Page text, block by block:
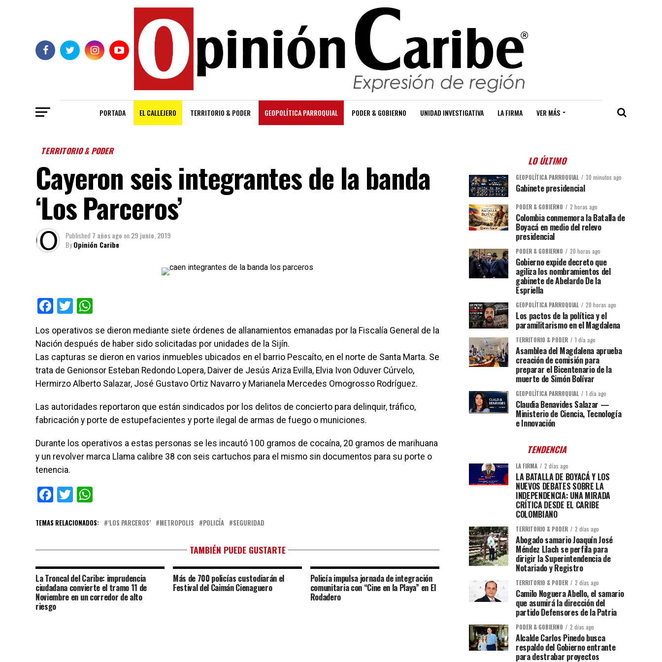
PORTADA EL CALLEJERO TERRITORIO & PODER GEOPOLÍTICA PARROQUIAL PODER & GOBIERNO UNIDAD INVESTIGATIVA LA FIRMA VER MÁS
TERRITORIO & PODER
Cayeron seis integrantes de la banda
‘Los Parceros’
Published 7 años ago on29 junio, 2019
ByOpinión Caribe
Facebook
Twitter
Los operativos se dieron mediante siete órdenes de allanamientos emanadas por la Fiscalía General de la
Nación después de haber sido solicitadas por unidades de la Sijín.
Las capturas se dieron en varios inmuebles ubicados en el barrio Pescaíto, en el norte de Santa Marta. Se
trata de Genionsor Esteban Redondo Lopera, Daiver de Jesús Ariza Evilla, Elvia Ivon Oduver Cúrvelo,
Hermirzo Alberto Salazar, José Gustavo Ortiz Navarro y Marianela Mercedes Omogrosso Rodríguez.
Las autoridades reportaron que están sindicados por los delitos de concierto para delinquir, tráfico,
fabricación y porte de estupefacientes y porte ilegal de armas de fuego o municiones.
Durante los operativos a estas personas se les incautó 100 gramos de cocaína, 20 gramos de marihuana
y un revolver marca Llama calibre 38 con seis cartuchos para el mismo sin documentos para su porte o
tenencia.
Facebook
Twitter
TEMAS RELACIONADOS: ‘LOS PARCEROS’ METROPOLIS POLICÍA SEGURIDAD
TAMBIÉN PUEDE GUSTARTE
La Troncal del Caribe: imprudencia
ciudadana convierte el tramo 11 de
Noviembre en un corredor de alto
riesgo
Más de 700 policías custodiarán el
Festival del Caimán Cienaguero
Policía impulsa jornada de integración
comunitaria con “Cine en la Playa” en El
Rodadero
LO ÚLTIMO
GEOPOLÍTICA PARROQUIAL 30 minutos ago
Gabinete presidencial
PODER & GOBIERNO 2 horas ago
Colombia conmemora la Batalla de
Boyacá en medio del relevo
presidencial
PODER & GOBIERNO 20 horas ago
Gobierno expide decreto que
agiliza los nombramientos del
gabinete de Abelardo De la
Espriella
GEOPOLÍTICA PARROQUIAL 20 horas ago
Los pactos de la política y el
paramilitarismo en el Magdalena
TERRITORIO & PODER 1 día ago
Asamblea del Magdalena aprueba
creación de comisión para
preparar el Bicentenario de la
muerte de Simón Bolívar
GEOPOLÍTICA PARROQUIAL 1 día ago
Claudia Benavides Salazar —
Ministerio de Ciencia, Tecnología
e Innovación
TENDENCIA
LA FIRMA 2 días ago
LA BATALLA DE BOYACÁ Y LOS
NUEVOS DEBATES SOBRE LA
INDEPENDENCIA: UNA MIRADA
CRÍTICA DESDE EL CARIBE
COLOMBIANO
TERRITORIO & PODER 2 días ago
Abogado samario Joaquín José
Méndez Llach se perfila para
dirigir la Superintendencia de
Notariado y Registro
TERRITORIO & PODER 2 días ago
Camilo Noguera Abello, el samario
que asumirá la dirección del
partido Defensores de la Patria
PODER & GOBIERNO 2 días ago
Alcalde Carlos Pinedo busca
respaldo del Gobierno entrante
para destrabar proyectos